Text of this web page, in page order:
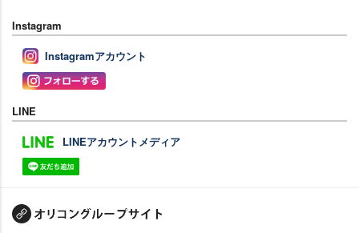
Instagram
Instagramアカウント
LINE
LINEアカウントメディア